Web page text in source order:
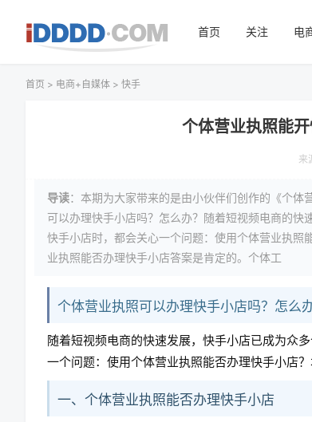
首页 关注 电
首页 > 电商+自媒体 > 快手
个体营业执照能
来
导读：本期为大家带来的是由小伙伴们创作的《个体
可以办理快手小店吗？怎么办？随着短视频电商的
快手小店时，都会关心一个问题：使用个体营业执
业执照能否办理快手小店答案是肯定的。个体工
个体营业执照可以办理快手小店吗？怎么办
随着短视频电商的快速发展，快手小店已成为众
一个问题：使用个体营业执照能否办理快手小店
一、个体营业执照能否办理快手小店